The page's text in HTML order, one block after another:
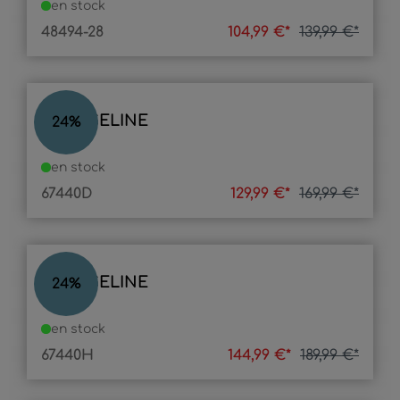
48494-28
en stock
104,99 €* 139,99 €*
24%
EVANGELINE
67440D
en stock
129,99 €* 169,99 €*
24%
EVANGELINE
67440H
en stock
144,99 €* 189,99 €*